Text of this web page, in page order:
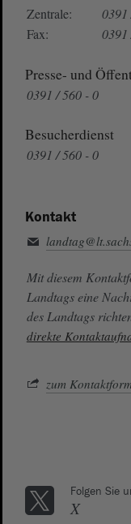
Zentrale:
Fax:
Presse- und
0391 / 560 - 0
Besucherdienst
0391 / 560 - 0
Kontakt
Mit diesem
Landtags eine
des Landtags
direkte
zum
Folgen Sie
X